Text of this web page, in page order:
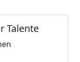
Talente